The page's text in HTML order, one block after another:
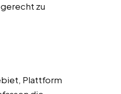
zu
Plattform